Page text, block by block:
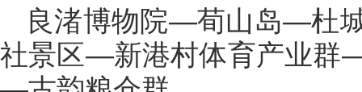
良渚博物院—荀山岛—杜
社景区—新港村体育产业群